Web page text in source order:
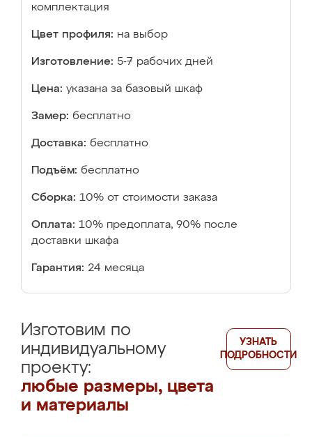
комплектация
Цвет профиля: на выбор
Изготовление: 5-7 рабочих дней
Цена: указана за базовый шкаф
Замер: бесплатно
Доставка: бесплатно
Подъём: бесплатно
Сборка: 10% от стоимости заказа
Оплата: 10% предоплата, 90% после
доставки шкафа
Гарантия: 24 месяца
Изготовим по
индивидуальному
проекту:
любые размеры, цвета
и материалы
УЗНАТЬ
ПОДРОБНОСТИ